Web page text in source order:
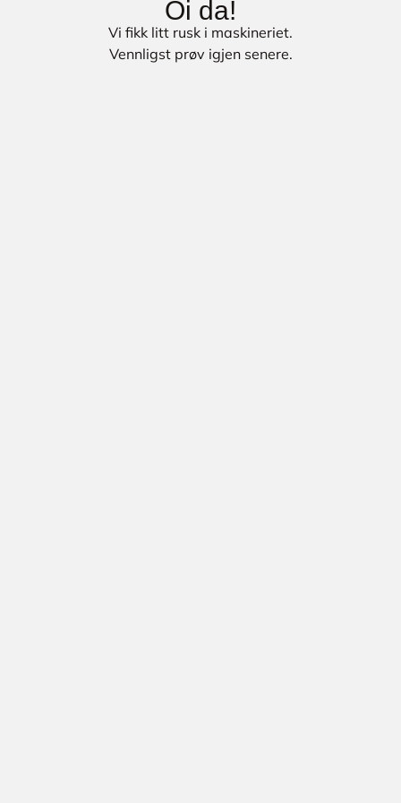
Oi da!
Vi fikk litt rusk i maskineriet.
Vennligst prøv igjen senere.